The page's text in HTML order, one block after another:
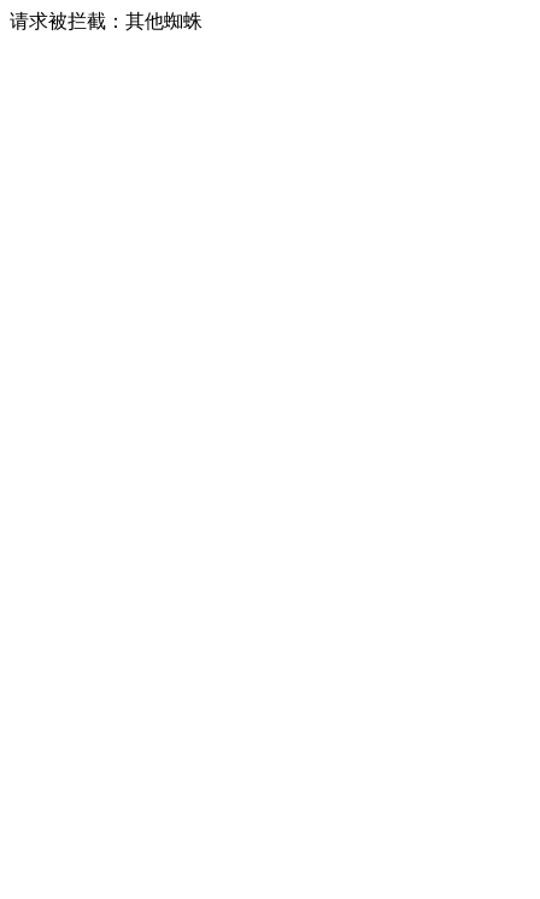
请求被拦截：其他蜘蛛